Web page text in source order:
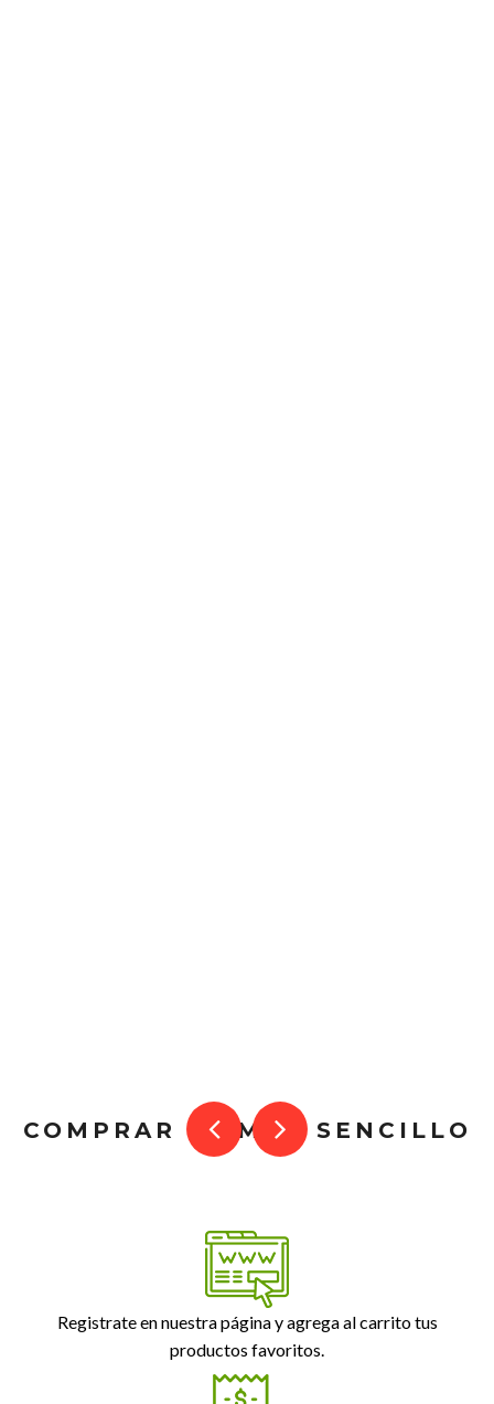
COMPRAR ES MUY SENCILLO
Registrate en nuestra página y agrega al carrito tus
productos favoritos.